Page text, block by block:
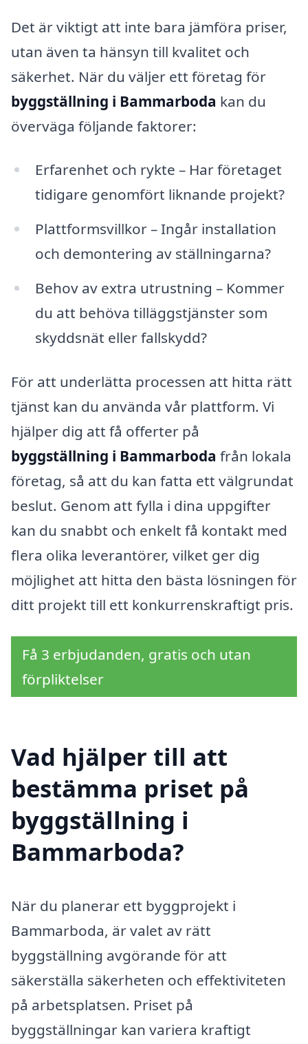
Det är viktigt att inte bara jämföra priser,
utan även ta hänsyn till kvalitet och
säkerhet. När du väljer ett företag för
byggställning i Bammarboda kan du
överväga följande faktorer:
Erfarenhet och rykte – Har företaget
tidigare genomfört liknande projekt?
Plattformsvillkor – Ingår installation
och demontering av ställningarna?
Behov av extra utrustning – Kommer
du att behöva tilläggstjänster som
skyddsnät eller fallskydd?
För att underlätta processen att hitta rätt
tjänst kan du använda vår plattform. Vi
hjälper dig att få offerter på
byggställning i Bammarboda från lokala
företag, så att du kan fatta ett välgrundat
beslut. Genom att fylla i dina uppgifter
kan du snabbt och enkelt få kontakt med
flera olika leverantörer, vilket ger dig
möjlighet att hitta den bästa lösningen för
ditt projekt till ett konkurrenskraftigt pris.
Få 3 erbjudanden, gratis och utan
förpliktelser
Vad hjälper till att
bestämma priset på
byggställning i
Bammarboda?
När du planerar ett byggprojekt i
Bammarboda, är valet av rätt
byggställning avgörande för att
säkerställa säkerheten och effektiviteten
på arbetsplatsen. Priset på
byggställningar kan variera kraftigt